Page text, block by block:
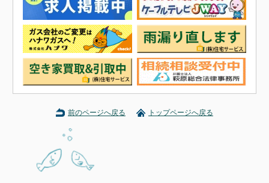
前のページへ戻る トップページへ戻る